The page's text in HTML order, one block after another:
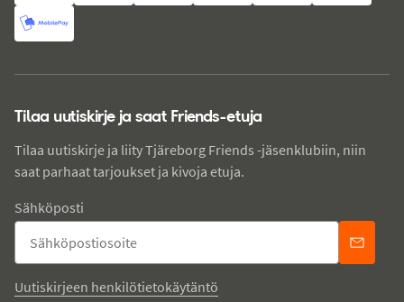
Tilaa uutiskirje ja saat Friends-etuja
Tilaa uutiskirje ja liity Tjäreborg Friends -jäsenklubiin, niin
saat parhaat tarjoukset ja kivoja etuja.
Sähköposti
Uutiskirjeen henkilötietokäytäntö